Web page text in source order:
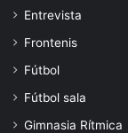
Entrevista
Frontenis
Fútbol
Fútbol sala
Gimnasia Rítmica